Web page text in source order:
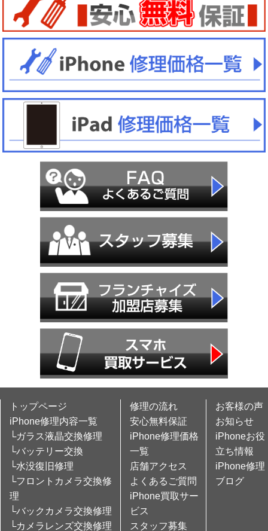
トップページ
iPhone修理内容一覧
└ガラス液晶交換修理
└バッテリー交換
└水没復旧修理
└フロントカメラ交換修
理
└バックカメラ交換修理
└カメラレンズ交換修理
修理の流れ
安心無料保証
iPhone修理価格
一覧
店舗アクセス
よくあるご質問
iPhone買取サー
ビス
スタッフ募集
お客様の声
お知らせ
iPhoneお役
立ち情報
iPhone修理
ブログ